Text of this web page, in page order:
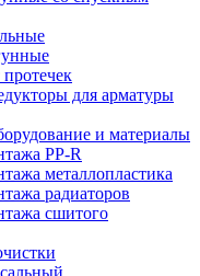
для арматуры
и материалы
PP-R
металлопластика
радиаторов
сшитого